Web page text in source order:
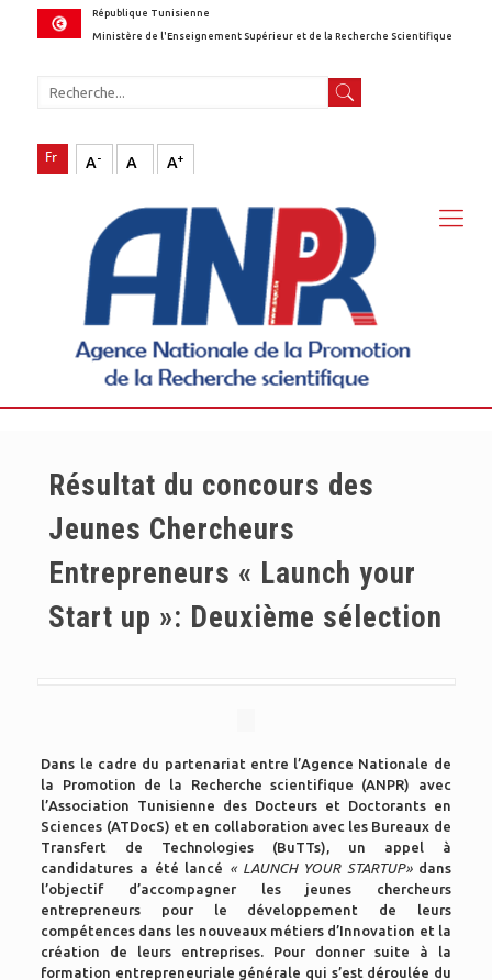
République Tunisienne
Ministère de l'Enseignement Supérieur et de la Recherche Scientifique
A- A A+
Résultat du concours des
Jeunes Chercheurs
Entrepreneurs « Launch your
Start up »: Deuxième sélection
Dans le cadre du partenariat entre l’Agence Nationale de
la Promotion de la Recherche scientifique (ANPR) avec
l’Association Tunisienne des Docteurs et Doctorants en
Sciences (ATDocS) et en collaboration avec les Bureaux de
Transfert de Technologies (BuTTs), un appel à
candidatures a été lancé « LAUNCH YOUR STARTUP»dans
l’objectif d’accompagner les jeunes chercheurs
entrepreneurs pour le développement de leurs
compétences dans les nouveaux métiers d’Innovation et la
création de leurs entreprises. Pour donner suite à la
formation entrepreneuriale générale qui s’est déroulée du